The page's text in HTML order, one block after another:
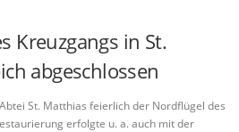
Kreuzgangs in St.
abgeschlossen
St. Matthias feierlich der Nordflügel des
erfolgte u. a. auch mit der